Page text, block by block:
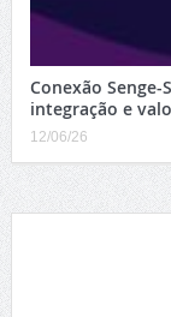
Conexão
integração e
12/06/26